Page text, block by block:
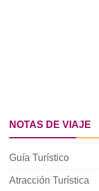
NOTAS DE VIAJE
Guía Turístico
Atracción Turística